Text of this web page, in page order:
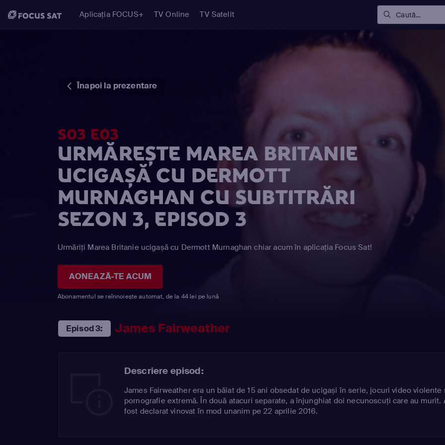
Aplicația FOCUS+ TV Online TV Satelit Caută...
Înapoi la prezentare
S03 E03
URMĂREȘTE MAREA BRITANIE
UCIGAȘĂ CU DERMOTT
MURNAGHAN CU SUBTITRĂRI
SEZON 3, EPISOD 3
Urmăriți Marea Britanie ucigașă cu Dermott Murnaghan chiar acum în aplicația Focus Sat!
AONEAZĂ-TE ACUM
Abonamentul se reînnoiește automat, de la 44 lei pe lună
Episod 3: James Fairweather
Descriere episod:
James Fairweather era un băiat de 15 ani obsedat de ucigași în serie, jocuri video violente
pornografie extremă. În două atacuri separate, a înjunghiat doi necunoscuți care au murit.
fost declarat vinovat în mod unanim pe 22 aprilie 2016.